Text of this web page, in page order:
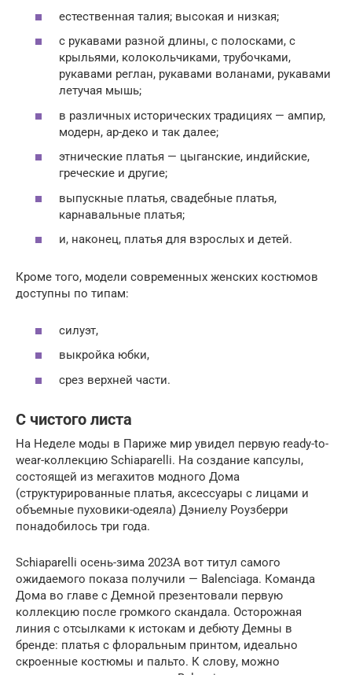
естественная талия; высокая и низкая;
с рукавами разной длины, с полосками, с
крыльями, колокольчиками, трубочками,
рукавами реглан, рукавами воланами, рукавами
летучая мышь;
в различных исторических традициях — ампир,
модерн, ар-деко и так далее;
этнические платья — цыганские, индийские,
греческие и другие;
выпускные платья, свадебные платья,
карнавальные платья;
и, наконец, платья для взрослых и детей.
Кроме того, модели современных женских костюмов
доступны по типам:
силуэт,
выкройка юбки,
срез верхней части.
С чистого листа
На Неделе моды в Париже мир увидел первую ready-to-
wear-коллекцию Schiaparelli. На создание капсулы,
состоящей из мегахитов модного Дома
(структурированные платья, аксессуары с лицами и
объемные пуховики-одеяла) Дэниелу Роузберри
понадобилось три года.
Schiaparelli осень-зима 2023А вот титул самого
ожидаемого показа получили — Balenciaga. Команда
Дома во главе с Демной презентовали первую
коллекцию после громкого скандала. Осторожная
линия с отсылками к истокам и дебюту Демны в
бренде: платья с флоральным принтом, идеально
скроенные костюмы и пальто. К слову, можно